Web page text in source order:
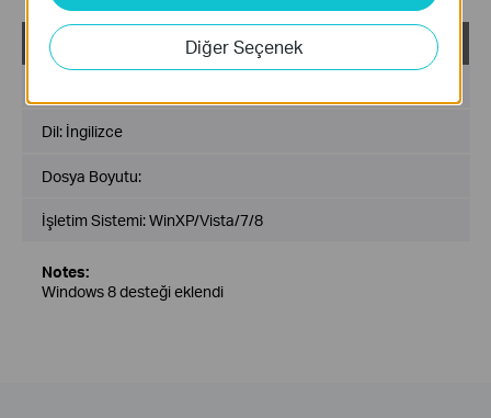
TL-WN781ND_V2_Utility
Dil: İngilizce
Dosya Boyutu:
İşletim Sistemi: WinXP/Vista/7/8
Notes:
Windows 8 desteği eklendi
Diğer Seçenek